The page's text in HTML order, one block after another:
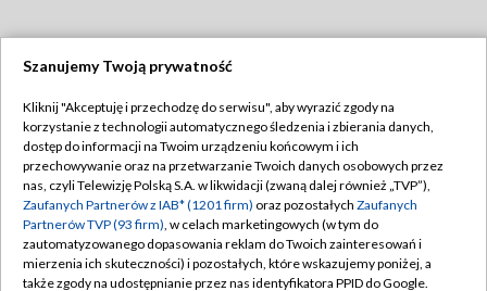
TVP
Abonament TVP
Emisja w TVP
Centrum informacji TVP
Naziemna Telewizja Cyfrowa
Regulamin TVP
Polityka prywatności
Moje zgody
Pomoc
Szanujemy Twoją prywatność
Kliknij "Akceptuję i przechodzę do serwisu", aby wyrazić zgody na
korzystanie z technologii automatycznego śledzenia i zbierania danych,
dostęp do informacji na Twoim urządzeniu końcowym i ich
przechowywanie oraz na przetwarzanie Twoich danych osobowych przez
nas, czyli Telewizję Polską S.A. w likwidacji (zwaną dalej również „TVP”),
Zaufanych Partnerów z IAB* (1201 firm) oraz pozostałych Zaufanych
Partnerów TVP (93 firm), w celach marketingowych (w tym do
zautomatyzowanego dopasowania reklam do Twoich zainteresowań i
mierzenia ich skuteczności) i pozostałych, które wskazujemy poniżej, a
także zgody na udostępnianie przez nas identyfikatora PPID do Google.